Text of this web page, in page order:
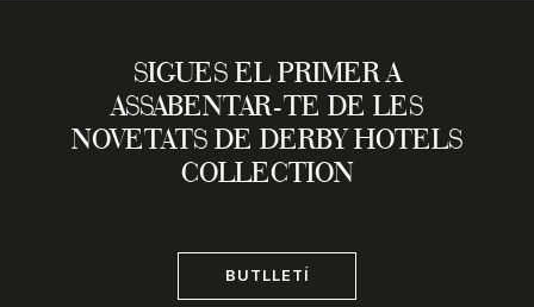
SIGUES EL PRIMER A
ASSABENTAR-TE DE LES
NOVETATS DE DERBY HOTELS
COLLECTION
BUTLLETÍ